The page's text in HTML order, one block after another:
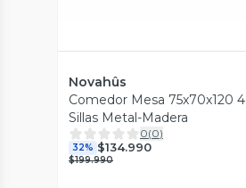
Novahûs
Comedor Mesa 75x70x120 4
Sillas Metal-Madera
0(0)
32% $134.990
$199.990